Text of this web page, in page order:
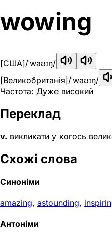
wowing
[США]/ˈwaʊɪŋ/
[Великобританія]/ˈwaʊɪŋ/
Частота: Дуже високий
Переклад
v. викликати у когось
Схожі слова
Синоніми
amazing, astounding,
Антоніми